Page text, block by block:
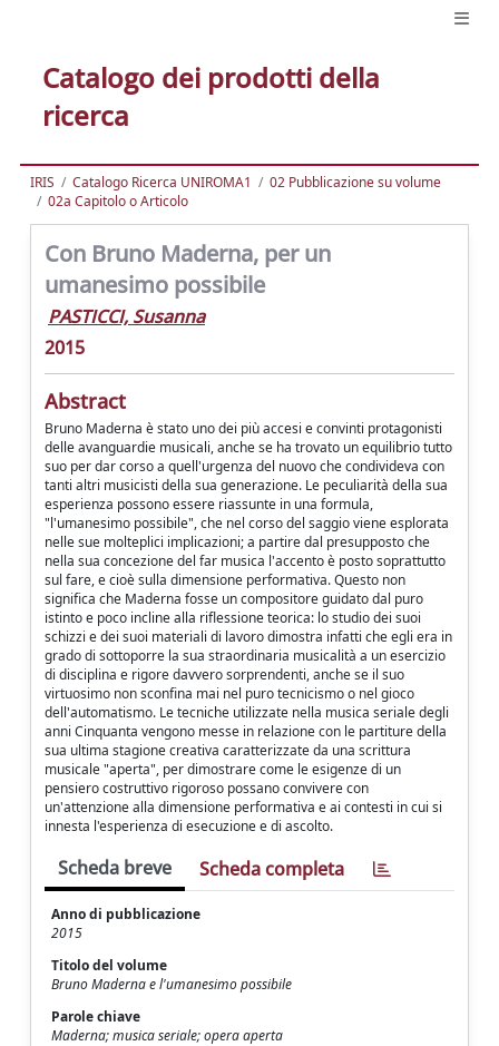
Catalogo dei prodotti della
ricerca
IRIS Catalogo Ricerca UNIROMA1
02 Pubblicazione su volume
02a Capitolo o Articolo
Con Bruno Maderna, per un
umanesimo possibile
PASTICCI, Susanna
2015
Abstract
Bruno Maderna è stato uno dei più accesi e convinti protagonisti
delle avanguardie musicali, anche se ha trovato un equilibrio tutto
suo per dar corso a quell'urgenza del nuovo che condivideva con
tanti altri musicisti della sua generazione. Le peculiarità della sua
esperienza possono essere riassunte in una formula,
"l'umanesimo possibile", che nel corso del saggio viene esplorata
nelle sue molteplici implicazioni; a partire dal presupposto che
nella sua concezione del far musica l'accento è posto soprattutto
sul fare, e cioè sulla dimensione performativa. Questo non
significa che Maderna fosse un compositore guidato dal puro
istinto e poco incline alla riflessione teorica: lo studio dei suoi
schizzi e dei suoi materiali di lavoro dimostra infatti che egli era in
grado di sottoporre la sua straordinaria musicalità a un esercizio
di disciplina e rigore davvero sorprendenti, anche se il suo
virtuosimo non sconfina mai nel puro tecnicismo o nel gioco
dell'automatismo. Le tecniche utilizzate nella musica seriale degli
anni Cinquanta vengono messe in relazione con le partiture della
sua ultima stagione creativa caratterizzate da una scrittura
musicale "aperta", per dimostrare come le esigenze di un
pensiero costruttivo rigoroso possano convivere con
un'attenzione alla dimensione performativa e ai contesti in cui si
innesta l'esperienza di esecuzione e di ascolto.
Scheda breve Scheda completa
Anno di pubblicazione
2015
Titolo del volume
Bruno Maderna e l'umanesimo possibile
Parole chiave
Maderna; musica seriale; opera aperta